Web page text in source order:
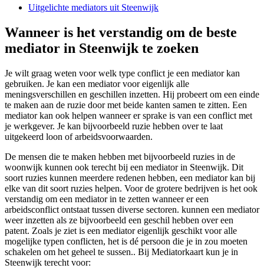
Uitgelichte mediators uit Steenwijk
Wanneer is het verstandig om de beste
mediator in Steenwijk te zoeken
Je wilt graag weten voor welk type conflict je een mediator kan
gebruiken. Je kan een mediator voor eigenlijk alle
meningsverschillen en geschillen inzetten. Hij probeert om een einde
te maken aan de ruzie door met beide kanten samen te zitten. Een
mediator kan ook helpen wanneer er sprake is van een conflict met
je werkgever. Je kan bijvoorbeeld ruzie hebben over te laat
uitgekeerd loon of arbeidsvoorwaarden.
De mensen die te maken hebben met bijvoorbeeld ruzies in de
woonwijk kunnen ook terecht bij een mediator in Steenwijk. Dit
soort ruzies kunnen meerdere redenen hebben, een mediator kan bij
elke van dit soort ruzies helpen. Voor de grotere bedrijven is het ook
verstandig om een mediator in te zetten wanneer er een
arbeidsconflict ontstaat tussen diverse sectoren. kunnen een mediator
weer inzetten als ze bijvoorbeeld een geschil hebben over een
patent. Zoals je ziet is een mediator eigenlijk geschikt voor alle
mogelijke typen conflicten, het is dé persoon die je in zou moeten
schakelen om het geheel te sussen.. Bij Mediatorkaart kun je in
Steenwijk terecht voor: